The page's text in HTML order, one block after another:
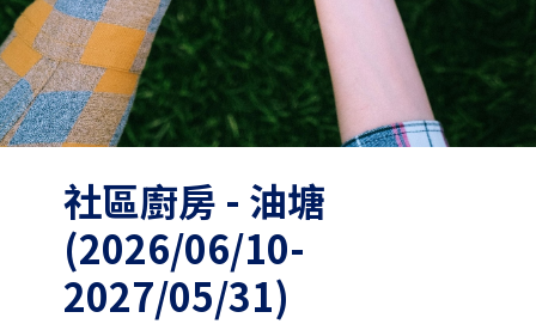
社區廚房 - 油塘
(2026/06/10-
2027/05/31)